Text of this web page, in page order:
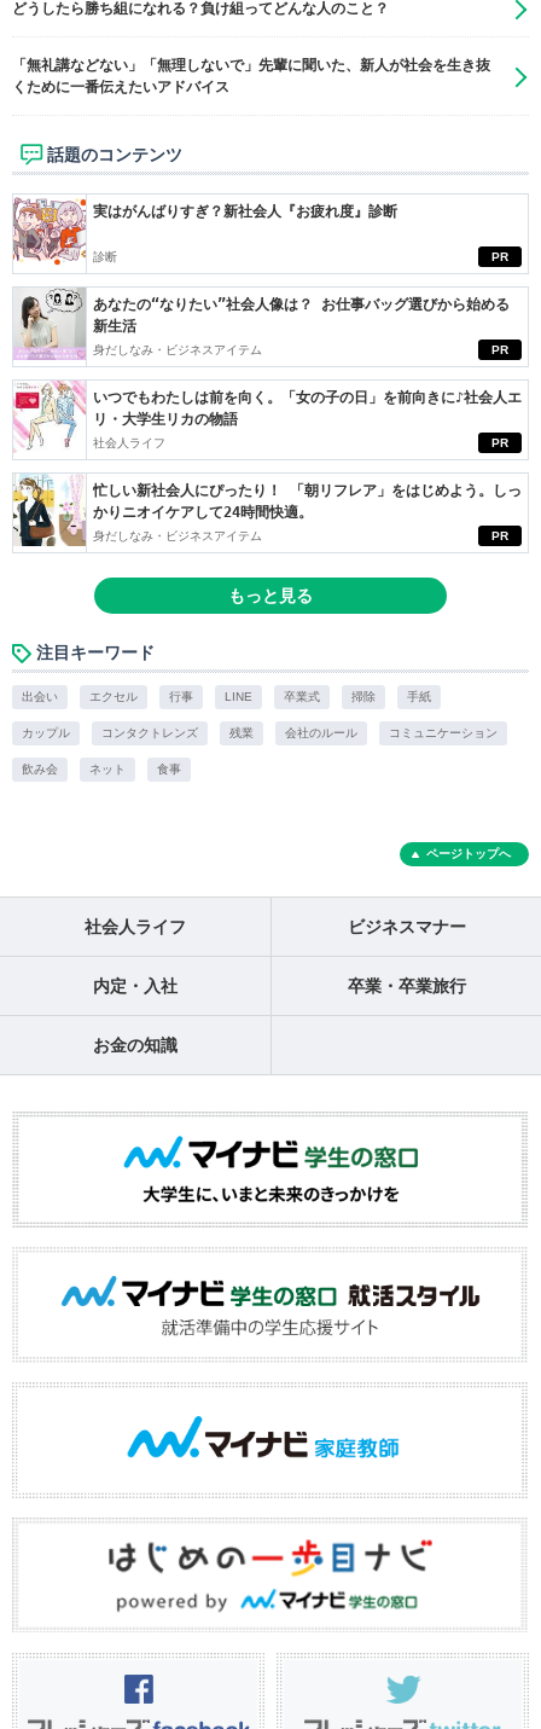
どうしたら勝ち組になれる？負け組ってどんな人のこと？
「無礼講などない」「無理しないで」先輩に聞いた、新人が社会を生き抜
くために一番伝えたいアドバイス
話題のコンテンツ
PR
実はがんばりすぎ？新社会人『お疲れ度』診断
診断
PR
あなたの“なりたい”社会人像は？ お仕事バッグ選びから始める
新生活
身だしなみ・ビジネスアイテム
PR
いつでもわたしは前を向く。「女の子の日」を前向きに♪社会人エ
リ・大学生リカの物語
社会人ライフ
PR
忙しい新社会人にぴったり！ 「朝リフレア」をはじめよう。しっ
かりニオイケアして24時間快適。
身だしなみ・ビジネスアイテム
もっと見る
注目キーワード
出会い エクセル 行事 LINE 卒業式 掃除 手紙
カップル コンタクトレンズ 残業 会社のルール コミュニケーション
飲み会 ネット 食事
ページトップへ
社会人ライフ ビジネスマナー
内定・入社 卒業・卒業旅行
お金の知識